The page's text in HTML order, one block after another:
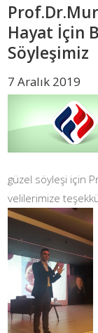
Hayat İçin
Söyleşimiz
7 Aralık 2019
güzel söyleşi için
velilerimize